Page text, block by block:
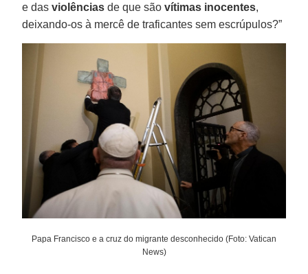
e dasviolências de que sãovítimas inocentes,
deixando-os à mercê de traficantes sem escrúpulos?”
Papa Francisco e a cruz do migrante desconhecido (Foto: Vatican
News)